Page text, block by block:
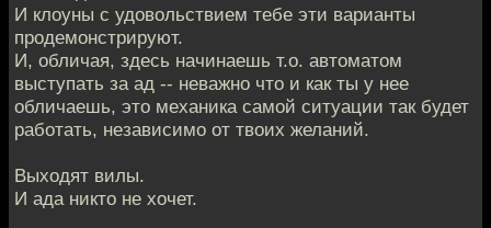
И клоуны с удовольствием тебе эти варианты
продемонстрируют.
И, обличая, здесь начинаешь т.о. автоматом
выступать за ад -- неважно что и как ты у нее
обличаешь, это механика самой ситуации так будет
работать, независимо от твоих желаний.
Выходят вилы.
И ада никто не хочет.